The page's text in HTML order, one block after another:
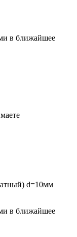
в ближайшее
d=10мм
в ближайшее